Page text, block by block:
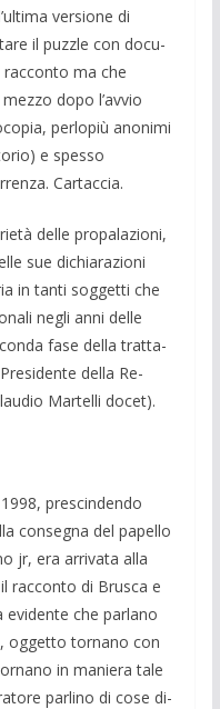
versione di
il puzzle con docu­
ma che
dopo l’avvio
perlopiù anonimi
e spesso
Cartaccia.
delle propalazioni,
sue dichiarazioni
in tanti soggetti che
negli anni delle
fase della tratta­
della Re­
Martelli docet).
prescindendo
consegna del papello
jr, era arriva­ta alla
rac­conto di Brusca e
che parlano
oggetto torna­no con
in maniera tale
parlino di cose di­